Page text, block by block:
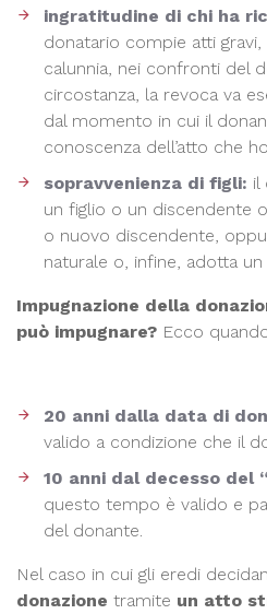
ingratitudine di chi ha
donatario compie atti gravi,
calunnia, nei confronti del
circostanza, la revoca va
dal momento in cui il
conoscenza dell’atto che
sopravvenienza di figli: il
un figlio o un discendente
o nuovo discendente,
naturale o, infine, adotta
Impugnazione della
può impugnare? Ecco
20 anni dalla data di
valido a condizione che il
10 anni dal decesso del
questo tempo è valido e
del donante.
Nel caso in cui gli eredi
donazione tramite un atto